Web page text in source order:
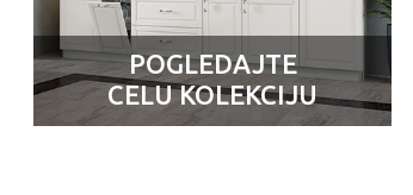
POGLEDAJTE
CELU KOLEKCIJU